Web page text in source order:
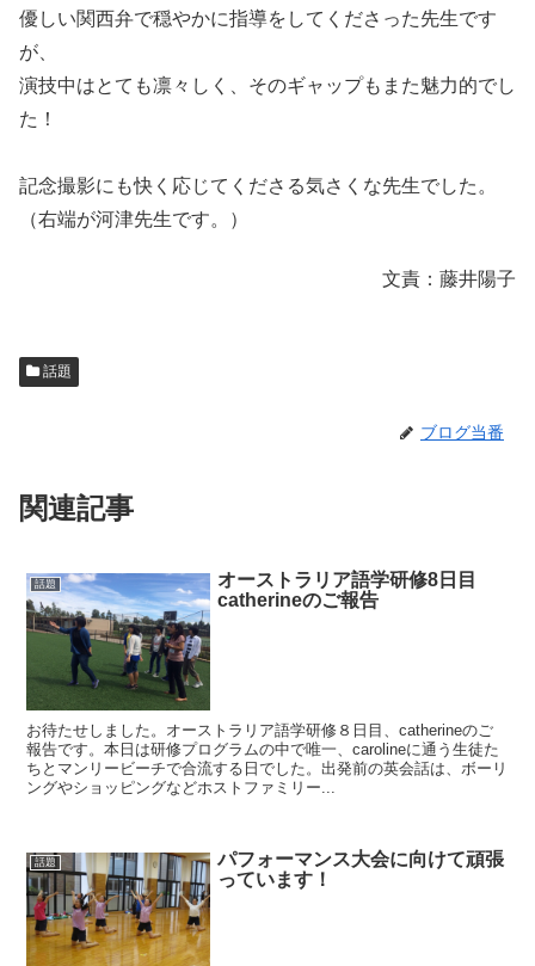
優しい関西弁で穏やかに指導をしてくださった先生です
が、
演技中はとても凛々しく、そのギャップもまた魅力的でし
た！
記念撮影にも快く応じてくださる気さくな先生でした。
（右端が河津先生です。）
文責：藤井陽子
話題
ブログ当番
関連記事
話題
オーストラリア語学研修8日目
catherineのご報告
お待たせしました。オーストラリア語学研修８日目、catherineのご
報告です。本日は研修プログラムの中で唯一、carolineに通う生徒た
ちとマンリービーチで合流する日でした。出発前の英会話は、ボーリ
ングやショッピングなどホストファミリー...
話題
パフォーマンス大会に向けて頑張
っています！